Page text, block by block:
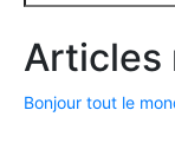
Articles
Bonjour tout le